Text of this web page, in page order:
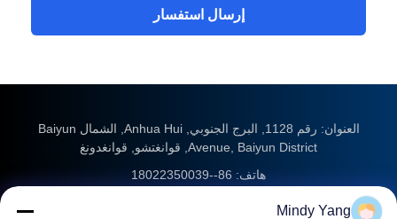
إرسال استفسار
العنوان: رقم 1128, البرج الجنوبي, Anhua Hui, الشمال Baiyun
Avenue, Baiyun District, قوانغتشو, قوانغدونغ
هاتف: 86--18022350039
البريد الإلكتروني
Mindy Yang